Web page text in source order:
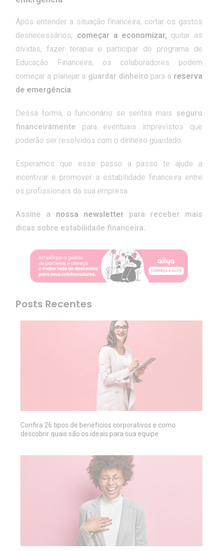
Após entender a situação financeira, cortar os gastos
desnecessários, começar a economizar, quitar as
dívidas, fazer terapia e participar do programa de
Educação Financeira, os colaboradores podem
começar a planejar a guardar dinheiro para a reserva
de emergência.
Dessa forma, o funcionário se sentirá mais seguro
financeiramente para eventuais imprevistos que
poderão ser resolvidos com o dinheiro guardado.
Esperamos que esse passo a passo te ajude a
incentivar e promover a estabilidade financeira entre
os profissionais da sua empresa.
Assine a nossa newsletter para receber mais
dicas sobre estabilidade financeira.
Posts Recentes
Confira 26 tipos de benefícios corporativos e como
descobrir quais são os ideais para sua equipe